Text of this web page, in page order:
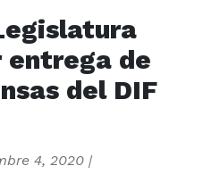
de
del DIF
4, 2020 |